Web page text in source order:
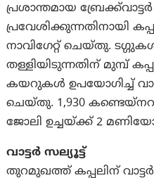
പ്രശാന്തമായ
പ്രവേശിക്കുന്നതിനായി
നാവിഗേറ്റ് ചെയ്തു.
തള്ളിയിടുന്നതിന് മുമ്പ്
കയറുകൾ ഉപയോഗിച്ച്
ചെയ്തു. 1,930
ജോലി ഉച്ചയ്ക്ക് 2
വാട്ടർ സല്യൂട്ട്
തുറമുഖത്ത് കപ്പലിന്